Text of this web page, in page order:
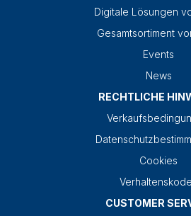
Digitale Lösungen
Gesamtsortiment
Events
News
RECHTLICHE
Cookies
CUSTOMER